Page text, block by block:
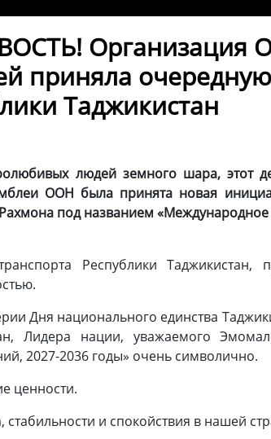
Организация
приняла
Таджикистан
людей земного шара, этот
ООН была принята новая
под названием «Международное
Республики Таджикистан,
Дня национального единства
Лидера нации, уважаемого
2027-2036 годы» очень символично.
ценности.
и спокойствия в нашей